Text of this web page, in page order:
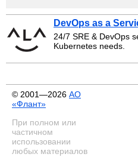
DevOps as a
24/7 SRE & DevOps
Kubernetes needs.
© 2001—2026 АО
«Флант»
При полном или
частичном
использовании
любых материалов